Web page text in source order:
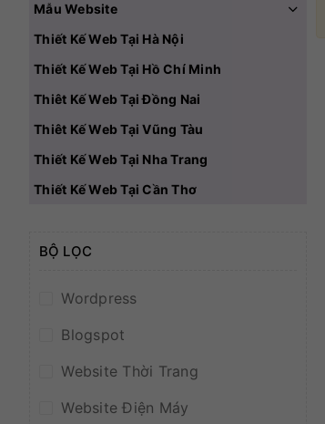
Mẫu Website
Thiết Kế Web Tại Hà Nội
Thiết Kế Web Tại Hồ Chí Minh
Thiêt Kế Web Tại Đồng Nai
Thiêt Kế Web Tại Vũng Tàu
Thiết Kế Web Tại Nha Trang
Thiết Kế Web Tại Cần Thơ
BỘ LỌC
Wordpress
Blogspot
Website Thời Trang
Website Điện Máy